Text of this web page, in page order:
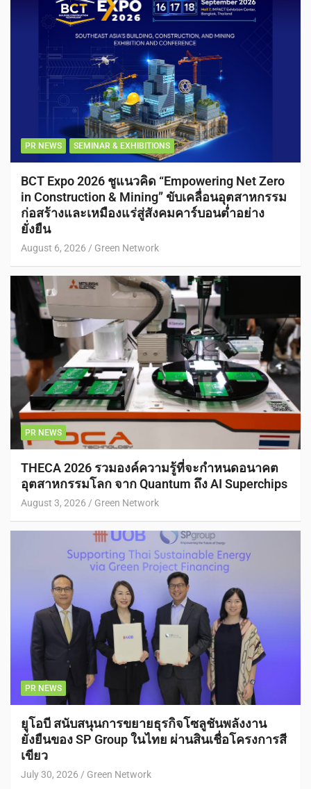
PR NEWS SEMINAR & EXHIBITIONS
BCT Expo 2026 ชูแนวคิด “Empowering Net Zero
in Construction & Mining” ขับเคลื่อนอุตสาหกรรม
ก่อสร้างและเหมืองแร่สู่สังคมคาร์บอนต่ำอย่าง
ยั่งยืน
August 6, 2026 Green Network
PR NEWS
THECA 2026 รวมองค์ความรู้ที่จะกำหนดอนาคต
อุตสาหกรรมโลก จาก Quantum ถึง AI Superchips
August 3, 2026 Green Network
PR NEWS
ยูโอบี สนับสนุนการขยายธุรกิจโซลูชันพลังงาน
ยั่งยืนของ SP Group ในไทย ผ่านสินเชื่อโครงการสี
เขียว
July 30, 2026 Green Network